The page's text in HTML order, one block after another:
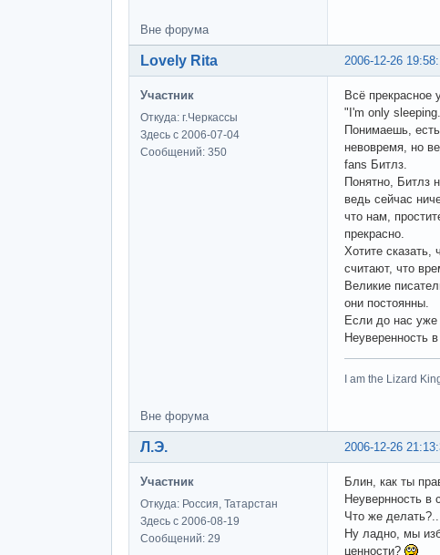
Вне форума
2006-12-26
Lovely Rita
Участник
Откуда: г.Черкассы
Здесь с 2006-07-04
Сообщений: 350
Всё прекрасное
"I'm only
Понимаешь,
невовремя, но
fans Битлз.
Понятно, Битлз
ведь сейчас
что нам,
прекрасно.
Хотите сказать,
считают, что
Великие
они постоянны.
Если до нас
Неуверенность
I am the Lizard
Вне форума
2006-12-26
Л.Э.
Участник
Откуда: Россия, Татарстан
Здесь с 2006-08-19
Сообщений: 29
Блин, как ты
Неувернность в
Что же делать?..
Ну ладно, мы
ценности?